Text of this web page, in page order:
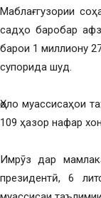
Маблағгузории
садҳо баробар
барои 1 миллиону
супорида шуд.
Ҳоло муассисаҳои
109 ҳазор нафар
Имрӯз дар
президентӣ, 6